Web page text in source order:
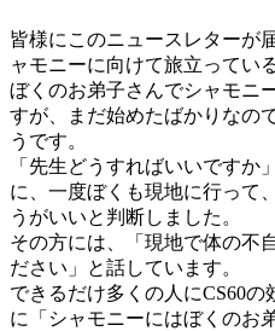
皆様にこのニュースレターが
ャモニーに向けて旅立ってい
ぼくのお弟子さんでシャモニ
すが、まだ始めたばかりなの
うです。
「先生どうすればいいですか
に、一度ぼくも現地に行って
うがいいと判断しました。
その方には、「現地で体の不
ださい」と話しています。
できるだけ多くの人にCS60
に「シャモニーにはぼくのお